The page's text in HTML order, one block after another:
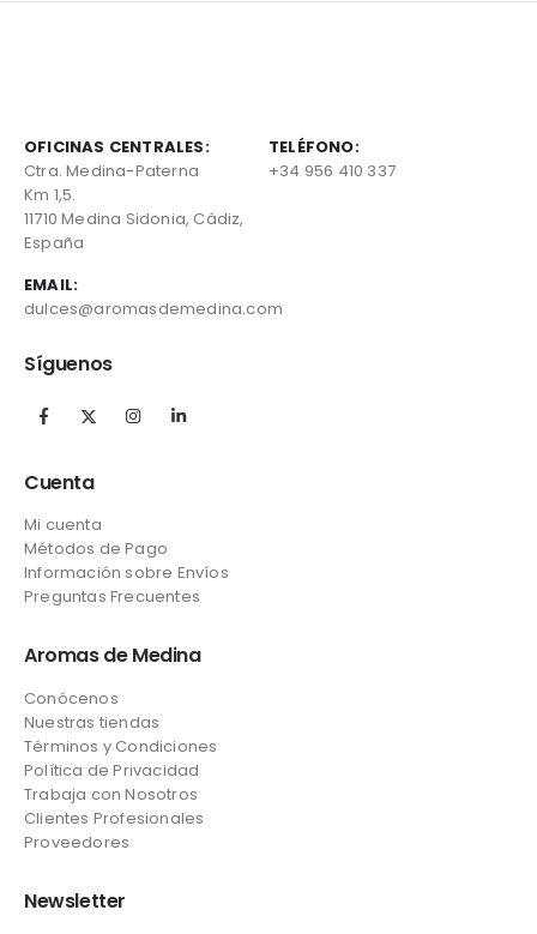
OFICINAS CENTRALES:
Ctra. Medina-Paterna
Km 1,5.
11710 Medina Sidonia, Cádiz,
España
TELÉFONO:
+34 956 410 337
EMAIL:
dulces@aromasdemedina.com
Síguenos
Cuenta
Mi cuenta
Métodos de Pago
Información sobre Envíos
Preguntas Frecuentes
Aromas de Medina
Conócenos
Nuestras tiendas
Términos y Condiciones
Política de Privacidad
Trabaja con Nosotros
Clientes Profesionales
Proveedores
Newsletter